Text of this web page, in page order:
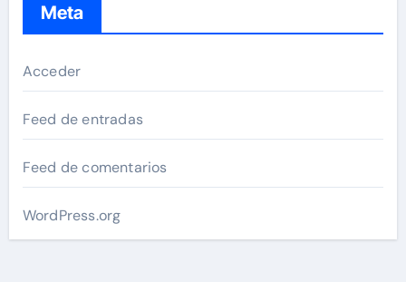
Meta
Acceder
Feed de entradas
Feed de comentarios
WordPress.org